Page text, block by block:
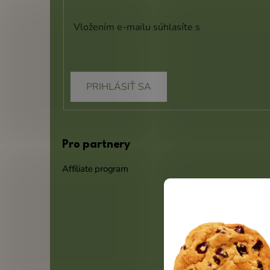
Vložením e-mailu súhlasíte s
PRIHLÁSIŤ SA
Pro partnery
Affiliate program